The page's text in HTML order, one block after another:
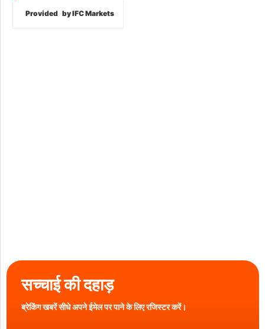
Provided by IFC Markets
सच्चाई की दहाड़
ब्रेकिंग खबरें सीधे अपने ईमेल पर पाने के लिए रजिस्टर करें।